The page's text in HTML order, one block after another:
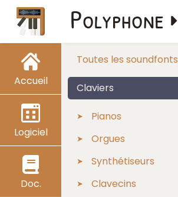
Accueil
Logiciel
Doc.
Polyphone
Toutes les soundfonts
Claviers
Pianos
Orgues
Synthétiseurs
Clavecins